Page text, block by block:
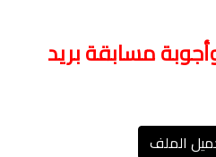
مسابقة بريد
الملف